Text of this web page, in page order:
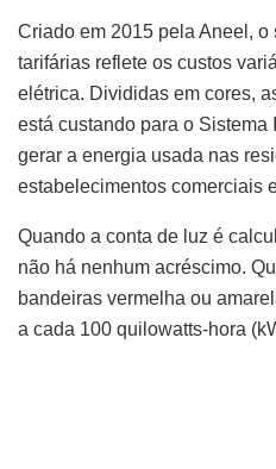
Criado em 2015 pela Aneel,
tarifárias reflete os custos
elétrica. Divididas em cores,
está custando para o
gerar a energia usada nas
estabelecimentos comerciais
Quando a conta de luz é
não há nenhum acréscimo.
bandeiras vermelha ou
a cada 100 quilowatts-hora